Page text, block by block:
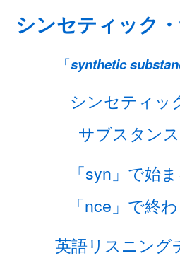
シンセティック
「synthetic
シンセティッ
サブスタン
「syn」で始
「nce」で終
英語リスニング